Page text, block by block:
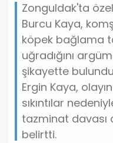
Zonguldak'ta
Burcu Kaya,
köpek bağlama
uğradığını
şikayette
Ergin Kaya,
sıkıntılar
tazminat davası
belirtti.